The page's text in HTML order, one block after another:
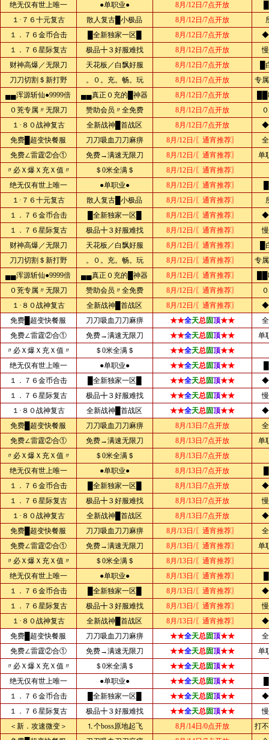
绝无仅有世上唯一
●单职业● 8月/12日/7点开放
１·７６十元复古
散人复古█小极品 8月/12日/7点开放
１．７６金币合击
█全新独家一区█ 8月/12日/7点开放
◆
１．７６星际复古
极品╋３好服难找 8月/12日/7点开放
财神高爆／无限刀
天花板／白飘好服 8月/12日/7点开放
刀刀切割＄新打野
。０。充。畅。玩 8月/12日/7点开放
专
▄▄浑源斩仙●9999倍
▄▄真正０充的█神器 8月/12日/7点开放
０茺专属〃无限刀
赞助会员〃全免费 8月/12日/7点开放
１·８０战神复古
全新战神█首战区 8月/12日/7点开放
◆
免费█超变快餐服
刀刀吸血刀刀麻痹 8月/12日/〖通宵推荐〗
免费∠雷霆②合①
免费→满速无限刀 8月/12日/〖通宵推荐〗
单
〃必Ｘ爆Ｘ充Ｘ值〃
＄0米全满＄
8月/12日/〖通宵推荐〗
绝无仅有世上唯一
●单职业● 8月/12日/〖通宵推荐〗
１·７６十元复古
散人复古█小极品 8月/12日/〖通宵推荐〗
１．７６金币合击
█全新独家一区█ 8月/12日/〖通宵推荐〗
◆
１．７６星际复古
极品╋３好服难找 8月/12日/〖通宵推荐〗
财神高爆／无限刀
天花板／白飘好服 8月/12日/〖通宵推荐〗
刀刀切割＄新打野
。０。充。畅。玩 8月/12日/〖通宵推荐〗
专
▄▄浑源斩仙●9999倍
▄▄真正０充的█神器 8月/12日/〖通宵推荐〗
０茺专属〃无限刀
赞助会员〃全免费 8月/12日/〖通宵推荐〗
１·８０战神复古
全新战神█首战区 8月/12日/〖通宵推荐〗
◆
免费█超变快餐服
刀刀吸血刀刀麻痹 ★★全天总固顶★★
免费∠雷霆②合①
免费→满速无限刀 ★★全天总固顶★★
单
〃必Ｘ爆Ｘ充Ｘ值〃
＄0米全满＄ ★★全天总固顶★★
绝无仅有世上唯一
●单职业● ★★全天总固顶★★
１．７６金币合击
█全新独家一区█ ★★全天总固顶★★
◆
１．７６星际复古
极品╋３好服难找 ★★全天总固顶★★
１·８０战神复古
全新战神█首战区 ★★全天总固顶★★
◆
免费█超变快餐服
刀刀吸血刀刀麻痹 8月/13日/7点开放
免费∠雷霆②合①
免费→满速无限刀 8月/13日/7点开放
单
〃必Ｘ爆Ｘ充Ｘ值〃
＄0米全满＄
8月/13日/7点开放
绝无仅有世上唯一
●单职业● 8月/13日/7点开放
１．７６金币合击
█全新独家一区█ 8月/13日/7点开放
◆
１．７６星际复古
极品╋３好服难找 8月/13日/7点开放
１·８０战神复古
全新战神█首战区 8月/13日/7点开放
◆
免费█超变快餐服
刀刀吸血刀刀麻痹 8月/13日/〖通宵推荐〗
免费∠雷霆②合①
免费→满速无限刀 8月/13日/〖通宵推荐〗
单
〃必Ｘ爆Ｘ充Ｘ值〃
＄0米全满＄
8月/13日/〖通宵推荐〗
绝无仅有世上唯一
●单职业● 8月/13日/〖通宵推荐〗
１．７６金币合击
█全新独家一区█ 8月/13日/〖通宵推荐〗
◆
１．７６星际复古
极品╋３好服难找 8月/13日/〖通宵推荐〗
１·８０战神复古
全新战神█首战区 8月/13日/〖通宵推荐〗
◆
免费█超变快餐服
刀刀吸血刀刀麻痹 ★★全天总固顶★★
免费∠雷霆②合①
免费→满速无限刀 ★★全天总固顶★★
单
〃必Ｘ爆Ｘ充Ｘ值〃
＄0米全满＄ ★★全天总固顶★★
绝无仅有世上唯一
●单职业● ★★全天总固顶★★
１．７６金币合击
█全新独家一区█ ★★全天总固顶★★
◆
１．７６星际复古
极品╋３好服难找 ★★全天总固顶★★
＜新．攻速微变＞
⒈个boss原地起飞 8月/14日/0点开放
打